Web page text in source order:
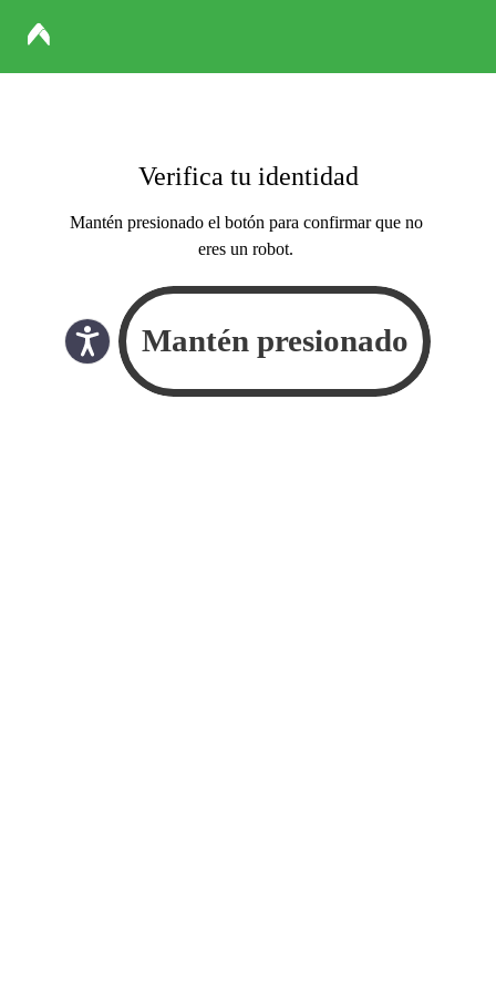
Verifica tu identidad
Mantén presionado el botón para confirmar que no
eres un robot.